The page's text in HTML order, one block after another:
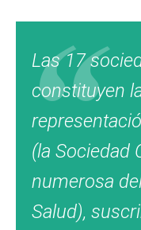
Las 17
constituyen
(la Sociedad
numerosa
Salud),